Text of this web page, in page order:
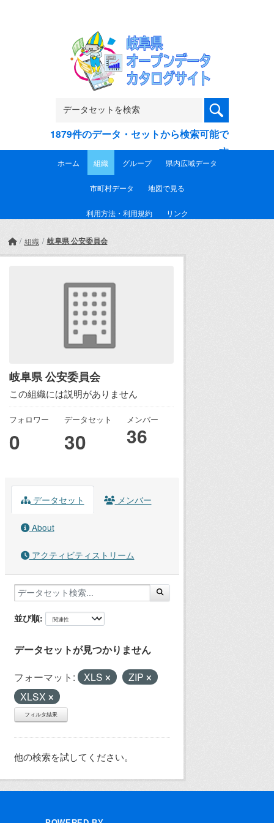
1879件のデータ・セットから検索可能で
す
ホーム 組織 グループ 県内広域データ
市町村データ 地図で見る
利用方法・利用規約 リンク
組織 岐阜県 公安委員会
岐阜県 公安委員会
この組織には説明がありません
フォロワー
0
データセット
30
メンバー
36
データセット メンバー
About
アクティビティストリーム
並び順
データセットが見つかりません
フォーマット: XLS
ZIP
XLSX
フィルタ結果
他の検索を試してください。